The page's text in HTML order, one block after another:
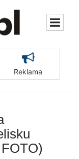
Reklama